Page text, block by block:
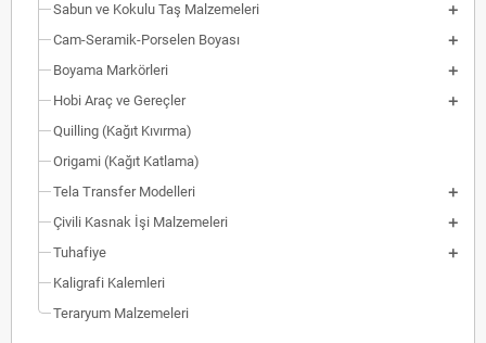
Sabun ve Kokulu Taş Malzemeleri
Cam-Seramik-Porselen Boyası
Boyama Markörleri
Hobi Araç ve Gereçler
Quilling (Kağıt Kıvırma)
Origami (Kağıt Katlama)
Tela Transfer Modelleri
Çivili Kasnak İşi Malzemeleri
Tuhafiye
Kaligrafi Kalemleri
Teraryum Malzemeleri